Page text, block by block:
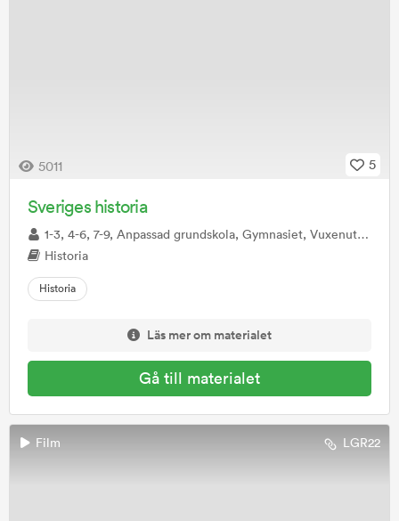
5011 5
Sveriges historia
1-3, 4-6, 7-9, Anpassad grundskola, Gymnasiet, Vuxenutbildning, Anpassad gymnasieskola
Historia
Historia
Läs mer om materialet
Gå till materialet
Film LGR22